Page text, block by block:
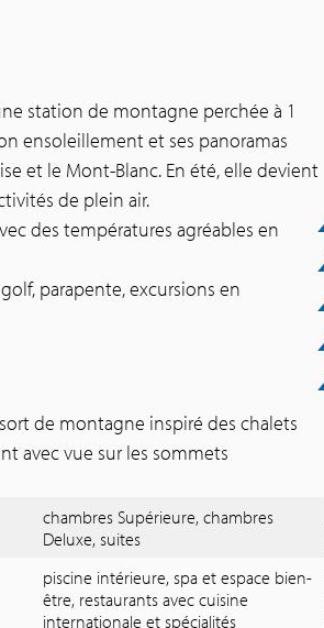
station de montagne perchée à 1
ensoleillement et ses panoramas
et le Mont-Blanc. En été, elle devient
de plein air.
des températures agréables en
parapente, excursions en
de montagne inspiré des chalets
avec vue sur les sommets
chambres Supérieure, chambres
Deluxe, suites
piscine intérieure, spa et espace bien-
être, restaurants avec cuisine
internationale et spécialités